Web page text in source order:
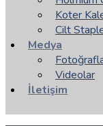
Koter
Cilt
Medya
Videolar
İletişim